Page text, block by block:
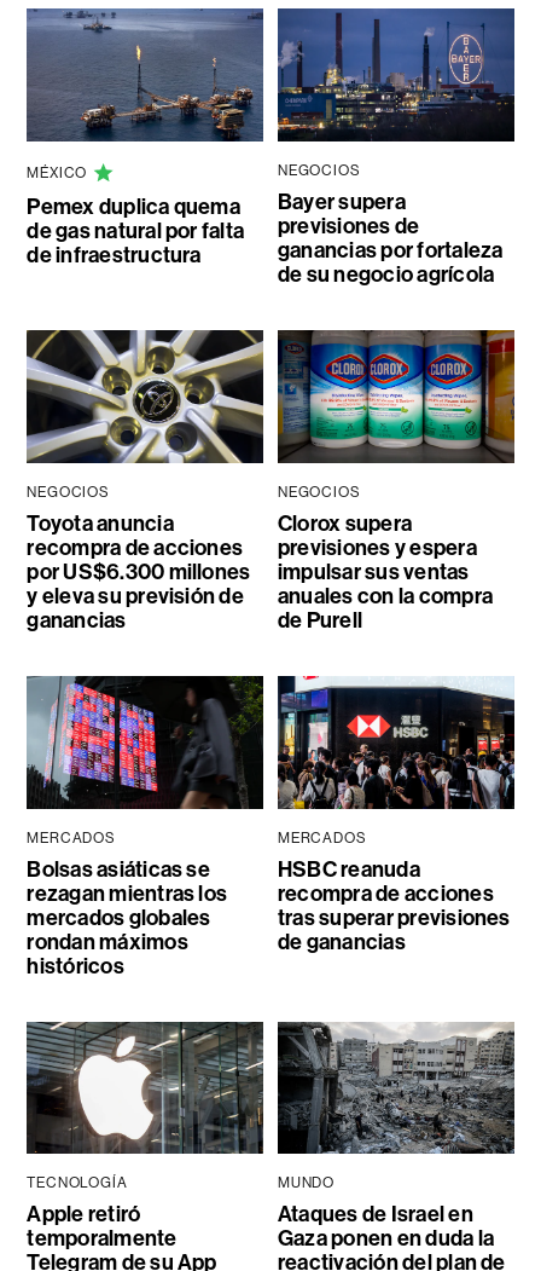
MÉXICO
Pemex duplica quema
de gas natural por falta
de infraestructura
NEGOCIOS
Bayer supera
previsiones de
ganancias por fortaleza
de su negocio agrícola
NEGOCIOS
Toyota anuncia
recompra de acciones
por US$6.300 millones
y eleva su previsión de
ganancias
NEGOCIOS
Clorox supera
previsiones y espera
impulsar sus ventas
anuales con la compra
de Purell
MERCADOS
Bolsas asiáticas se
rezagan mientras los
mercados globales
rondan máximos
históricos
MERCADOS
HSBC reanuda
recompra de acciones
tras superar previsiones
de ganancias
TECNOLOGÍA
Apple retiró
temporalmente
Telegram de su App
MUNDO
Ataques de Israel en
Gaza ponen en duda la
reactivación del plan de